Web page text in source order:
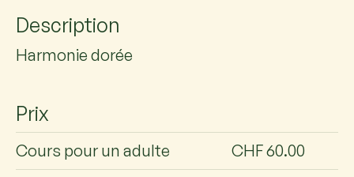
Description
Harmonie dorée
Prix
Cours pour un adulte
CHF 60.00